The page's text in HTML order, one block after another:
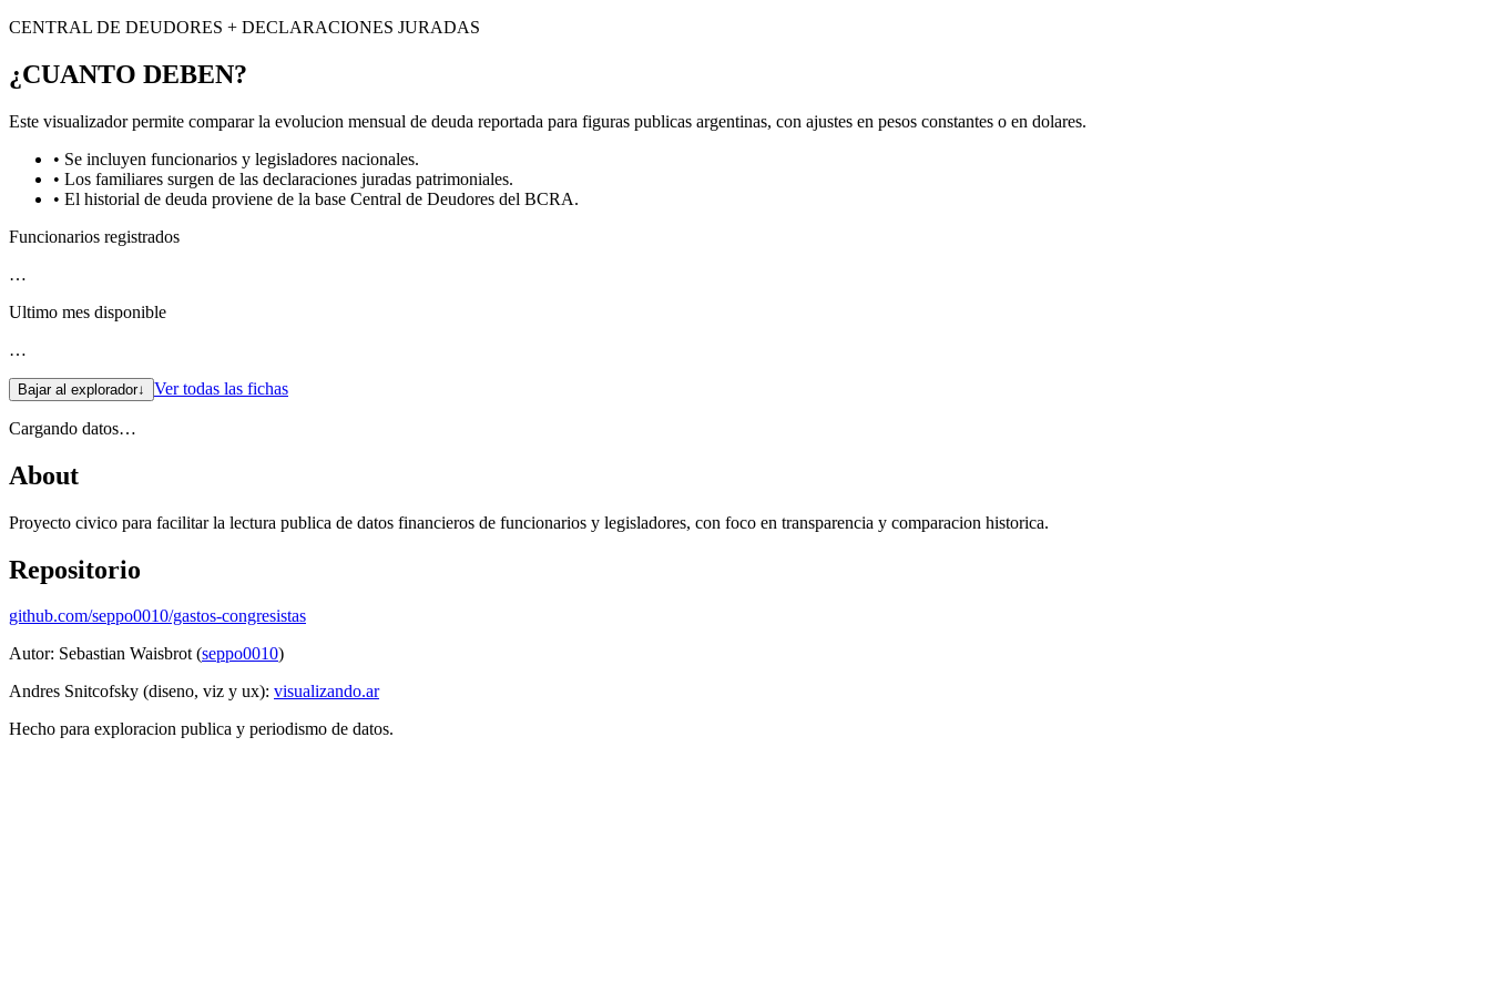
CENTRAL DE DEUDORES + DECLARACIONES JURADAS
¿CUANTO DEBEN?
Este visualizador permite comparar la evolucion mensual de deuda reportada para figuras publicas argentinas, con ajustes en pesos constantes o en dolares.
• Se incluyen funcionarios y legisladores nacionales.
• Los familiares surgen de las declaraciones juradas patrimoniales.
• El historial de deuda proviene de la base Central de Deudores del BCRA.
Funcionarios registrados
…
Ultimo mes disponible
…
Bajar al explorador↓ Ver todas las fichas
Cargando datos…
About
Proyecto civico para facilitar la lectura publica de datos financieros de funcionarios y legisladores, con foco en transparencia y comparacion historica.
Repositorio
github.com/seppo0010/gastos-congresistas
Autor: Sebastian Waisbrot (seppo0010)
Andres Snitcofsky (diseno, viz y ux): visualizando.ar
Hecho para exploracion publica y periodismo de datos.